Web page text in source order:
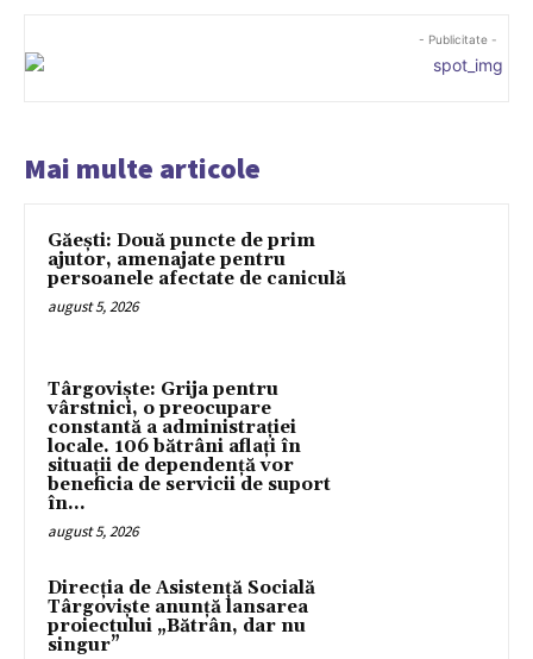
- Publicitate -
Mai multe articole
Găești: Două puncte de prim
ajutor, amenajate pentru
persoanele afectate de caniculă
august 5, 2026
Târgoviște: Grija pentru
vârstnici, o preocupare
constantă a administrației
locale. 106 bătrâni aflați în
situații de dependență vor
beneficia de servicii de suport
în...
august 5, 2026
Direcția de Asistență Socială
Târgoviște anunță lansarea
proiectului „Bătrân, dar nu
singur”